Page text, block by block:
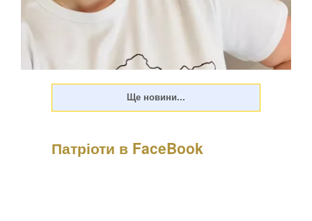
Психологиня Наталія Холоденко зізналася, що в
Патріоти в FaceBook